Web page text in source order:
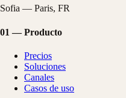
Sofia — Paris, FR
01 — Producto
Precios
Soluciones
Canales
Casos de uso